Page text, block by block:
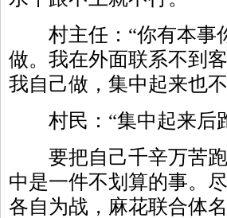
村主任：“你有本事
做。我在外面联系不到
我自己做，集中起来也
村民：“集中起来后
要把自己千辛万苦跑
中是一件不划算的事。
各自为战，麻花联合体